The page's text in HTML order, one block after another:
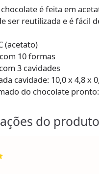
é feita em
ser reutilizada e é fácil
(acetato)
10 formas
3 cavidades
cavidade: 10,0 x 4,8 x
do chocolate
do produto